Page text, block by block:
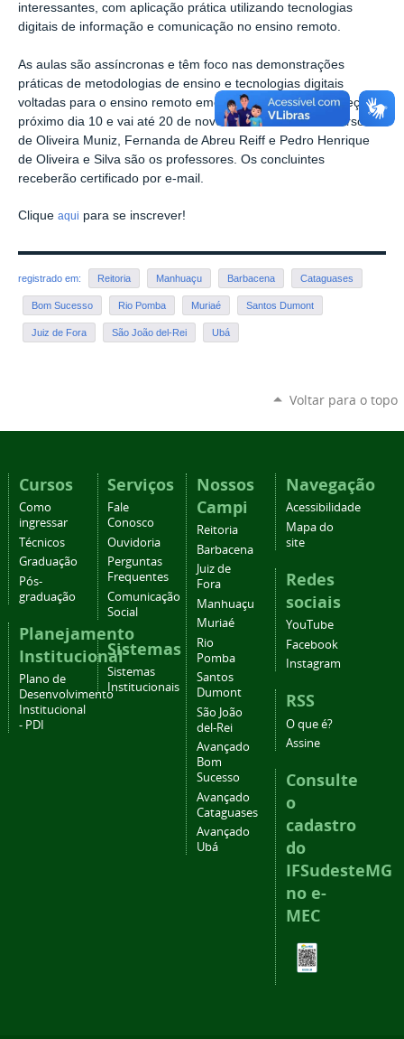
interessantes, com aplicação prática utilizando tecnologias
digitais de informação e comunicação no ensino remoto.
As aulas são assíncronas e têm foco nas demonstrações
práticas de metodologias de ensino e tecnologias digitais
voltadas para o ensino remoto emergencial.O curso começa no
próximo dia 10 e vai até 20 de novembro deste ano. Emerson
de Oliveira Muniz, Fernanda de Abreu Reiff e Pedro Henrique
de Oliveira e Silva são os professores. Os concluintes
receberão certificado por e-mail.
Clique aqui para se inscrever!
registrado em: Reitoria Manhuaçu Barbacena Cataguases
Bom Sucesso Rio Pomba Muriaé Santos Dumont
Juiz de Fora São João del-Rei Ubá
Voltar para o topo
Cursos
Como
ingressar
Técnicos
Graduação
Pós-
graduação
Planejamento
Institucional
Plano de
Desenvolvimento
Institucional
- PDI
Serviços
Fale
Conosco
Ouvidoria
Perguntas
Frequentes
Comunicação
Social
Sistemas
Sistemas
Institucionais
Nossos
Campi
Reitoria
Barbacena
Juiz de
Fora
Manhuaçu
Muriaé
Rio
Pomba
Santos
Dumont
São João
del-Rei
Avançado
Bom
Sucesso
Avançado
Cataguases
Avançado
Ubá
Navegação
Acessibilidade
Mapa do
site
Redes
sociais
YouTube
Facebook
Instagram
RSS
O que é?
Assine
Consulte
o
cadastro
do
IFSudesteMG
no e-
MEC